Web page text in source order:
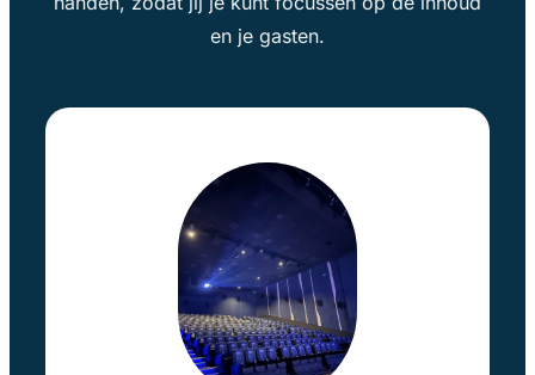
en je gasten.